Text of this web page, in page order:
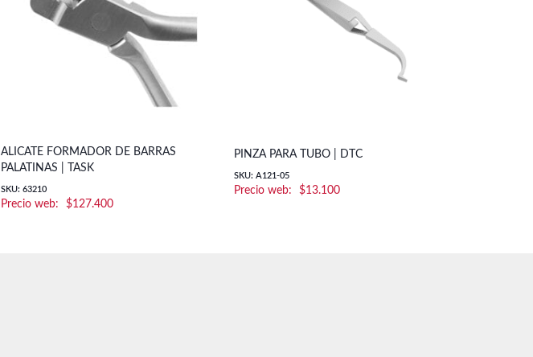
ALICATE FORMADOR DE BARRAS
PALATINAS | TASK
SKU: 63210
$127.400
PINZA PARA TUBO | DTC
SKU: A121-05
$13.100